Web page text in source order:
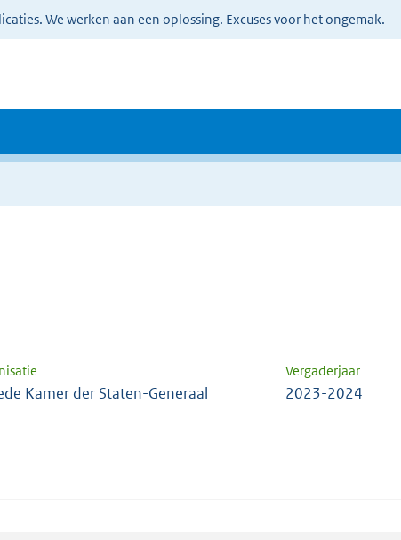
We werken aan een oplossing. Excuses voor het ongemak.
Vergaderjaar
Kamer der Staten-Generaal 2023-2024